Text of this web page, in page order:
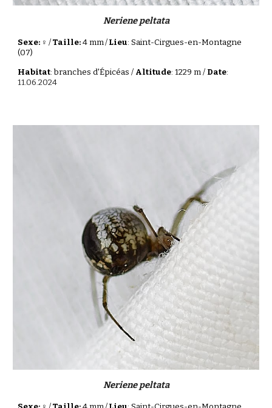
Neriene peltata
Sexe: ♀/Taille:4 mm/Lieu: Saint-Cirgues-en-Montagne
(07)
Habitat: branches d'Épicéas / Altitude: 1229 m / Date:
11.06.2024
Neriene peltata